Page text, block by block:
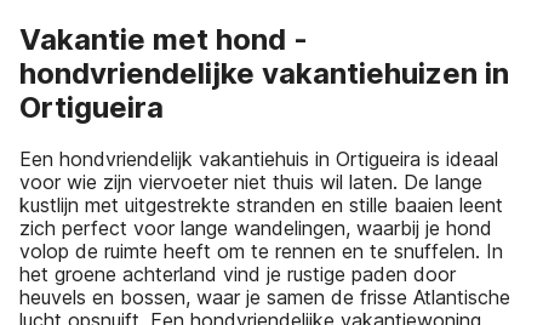
Vakantie met hond -
hondvriendelijke vakantiehuizen in
Ortigueira
Een hondvriendelijk vakantiehuis in Ortigueira is ideaal
voor wie zijn viervoeter niet thuis wil laten. De lange
kustlijn met uitgestrekte stranden en stille baaien leent
zich perfect voor lange wandelingen, waarbij je hond
volop de ruimte heeft om te rennen en te snuffelen. In
het groene achterland vind je rustige paden door
heuvels en bossen, waar je samen de frisse Atlantische